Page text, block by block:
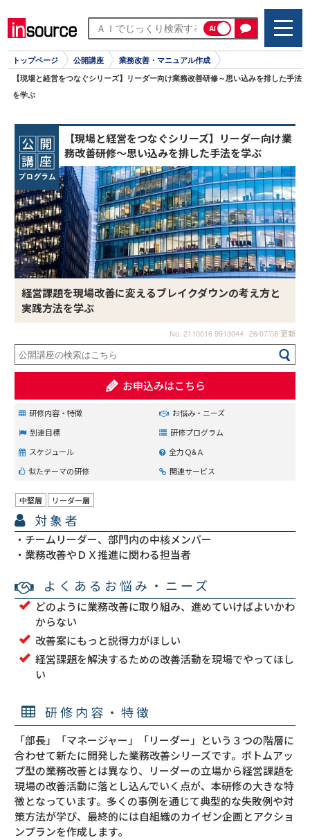
AI
トップページ 公開講座 業務改善・マニュアル作成
【現場と経営をつなぐシリーズ】リーダー向け業務改善研修～思い込みを排した手法
を学ぶ
【現場と経営をつなぐシリーズ】リーダー向け業
務改善研修～思い込みを排した手法を学ぶ
経営課題を現場改善に変えるブレイクダウンの考え方と
実践方法を学ぶ
No. 2110016 9913044 26/07/08 更新
お申込みはこちら
研修内容・特徴
お悩み・ニーズ
到達目標
研修プログラム
スケジュール
全力Ｑ&Ａ
似たテーマの研修
関連サービス
対象者
中堅層 リーダー層
チームリーダー、部門内の中核メンバー
業務改善やＤＸ推進に関わる担当者
よくあるお悩み・ニーズ
どのように業務改善に取り組み、進めていけばよいかわ
からない
改善案にもっと説得力がほしい
経営課題を解決するための改善活動を現場でやってほし
い
研修内容・特徴
「部長」「マネージャー」「リーダー」という３つの階層に
合わせて新たに開発した業務改善シリーズです。ボトムアッ
プ型の業務改善とは異なり、リーダーの立場から経営課題を
現場の改善活動に落とし込んでいく点が、本研修の大きな特
徴となっています。多くの事例を通じて典型的な失敗例や対
策方法が学び、最終的には自組織のカイゼン企画とアクショ
ンプランを作成します。